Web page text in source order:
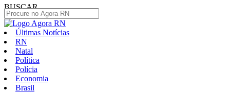
BUSCAR
Últimas Notícias
RN
Natal
Política
Polícia
Economia
Brasil